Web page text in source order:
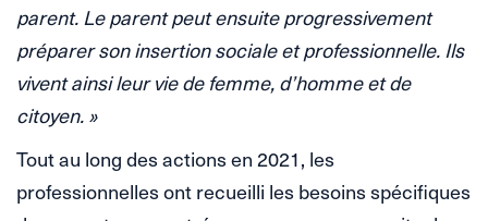
parent. Le parent peut ensuite progressivement
préparer son insertion sociale et professionnelle. Ils
vivent ainsi leur vie de femme, d’homme et de
citoyen. »
Tout au long des actions en 2021, les
professionnelles ont recueilli les besoins spécifiques